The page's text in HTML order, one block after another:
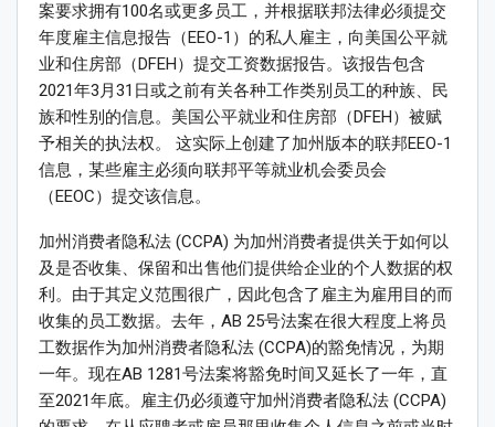
案要求拥有100名或更多员工，并根据联邦法律必须提交
年度雇主信息报告（EEO-1）的私人雇主，向美国公平就
业和住房部（DFEH）提交工资数据报告。该报告包含
2021年3月31日或之前有关各种工作类别员工的种族、民
族和性别的信息。美国公平就业和住房部（DFEH）被赋
予相关的执法权。 这实际上创建了加州版本的联邦EEO-1
信息，某些雇主必须向联邦平等就业机会委员会
（EEOC）提交该信息。
加州消费者隐私法 (CCPA) 为加州消费者提供关于如何以
及是否收集、保留和出售他们提供给企业的个人数据的权
利。由于其定义范围很广，因此包含了雇主为雇用目的而
收集的员工数据。去年，AB 25号法案在很大程度上将员
工数据作为加州消费者隐私法 (CCPA)的豁免情况，为期
一年。现在AB 1281号法案将豁免时间又延长了一年，直
至2021年底。雇主仍必须遵守加州消费者隐私法 (CCPA)